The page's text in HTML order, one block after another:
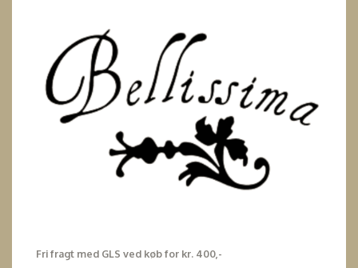
Fri fragt med GLS ved køb for kr. 400,-